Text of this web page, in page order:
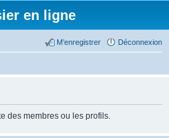
en ligne
Déconnexion
M’enregistrer
des membres ou les profils.